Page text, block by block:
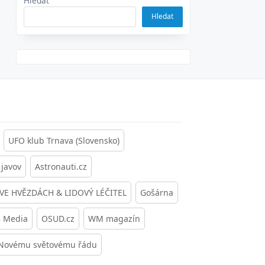
Hledat
UFO klub Trnava (Slovensko)
Astronauti.cz
HVĚZDÁCH & LIDOVÝ LÉČITEL Gošárna
Media OSUD.cz WM magazín
světovému řádu